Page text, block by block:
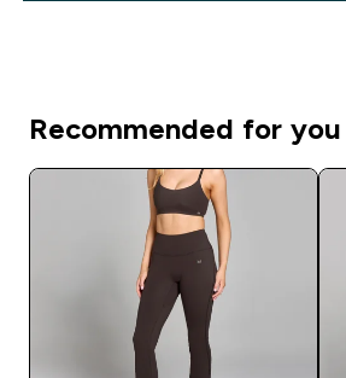
Recommended for you